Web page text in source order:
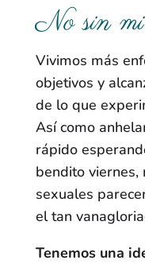
No sin mi
Vivimos más
objetivos y
de lo que
Así como
rápido
bendito viernes,
sexuales
el tan
Tenemos una